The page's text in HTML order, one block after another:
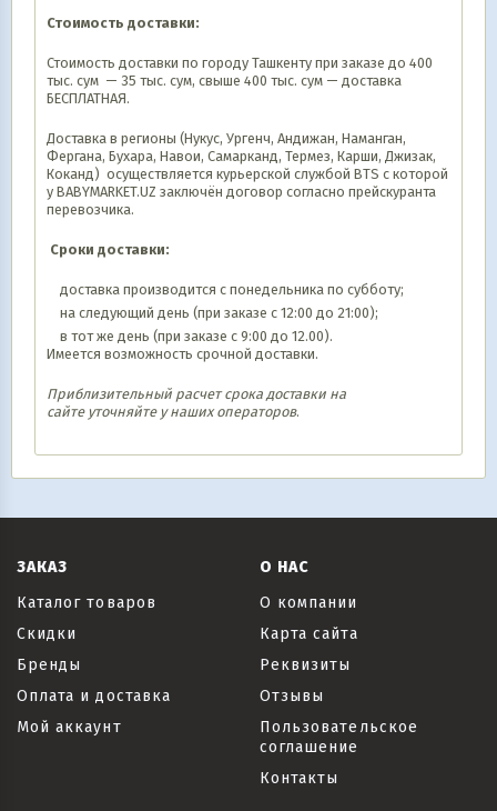
Стоимость доставки:
Стоимость доставки по городу Ташкенту при заказе до 400
тыс. сум — 35 тыс. сум, свыше 400 тыс. сум — доставка
БЕСПЛАТНАЯ.
Доставка в регионы (Нукус, Ургенч, Андижан, Наманган,
Фергана, Бухара, Навои, Самарканд, Термез, Карши, Джизак,
Коканд) осуществляется курьерской службой BTS с которой
у BABYMARKET.UZ заключён договор согласно прейскуранта
перевозчика.
Сроки доставки:
доставка производится с понедельника по субботу;
на следующий день (при заказе с 12:00 до 21:00);
в тот же день (при заказе с 9:00 до 12.00).
Имеется возможность срочной доставки.
Приблизительный расчет срока доставки на
сайте уточняйте у наших операторов.
ЗАКАЗ
Каталог товаров
Скидки
Бренды
Оплата и доставка
Мой аккаунт
О НАС
О компании
Карта сайта
Реквизиты
Отзывы
Пользовательское
соглашение
Контакты